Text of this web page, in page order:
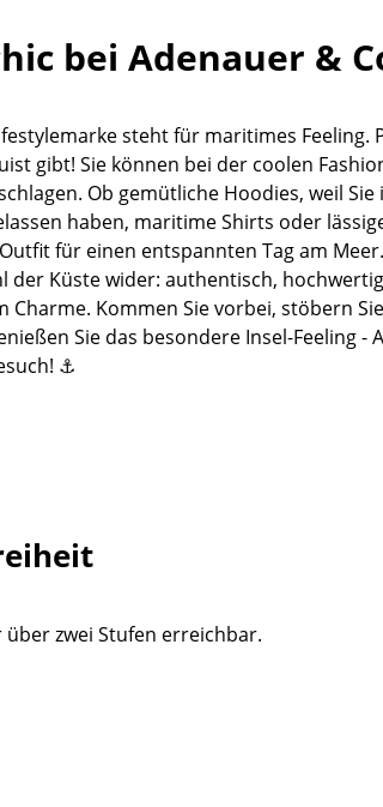
bei Adenauer &
steht für maritimes Feeling.
gibt! Sie können bei der coolen
Ob gemütliche Hoodies, weil
haben, maritime Shirts oder
für einen entspannten Tag am
der Küste wider: authentisch,
Charme. Kommen Sie vorbei, stöbern
Sie das besondere Insel-Feeling -
⚓
zwei Stufen erreichbar.